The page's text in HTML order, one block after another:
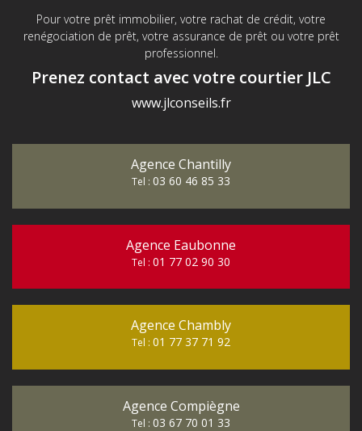
Pour votre prêt immobilier, votre rachat de crédit, votre
renégociation de prêt, votre assurance de prêt ou votre prêt
professionnel.
Prenez contact avec votre courtier JLC
www.jlconseils.fr
Agence Chantilly
Tel : 03 60 46 85 33
Agence Eaubonne
Tel : 01 77 02 90 30
Agence Chambly
Tel : 01 77 37 71 92
Agence Compiègne
Tel : 03 67 70 01 33